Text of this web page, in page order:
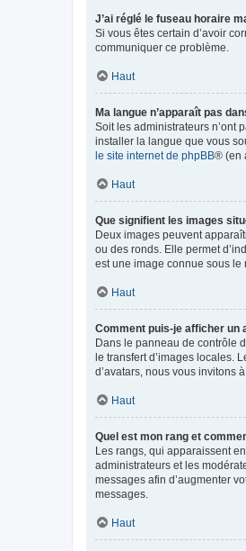
J’ai réglé le fuseau horaire
Si vous êtes certain d’avoir
communiquer ce problème.
Haut
Ma langue n’apparaît pas
Soit les administrateurs n’ont
installer la langue que vous
le site internet de phpBB® (en
Haut
Que signifient les images
Deux images peuvent
ou des ronds. Elle permet
est une image connue sous le
Haut
Comment puis-je afficher un
Dans le panneau de contrôle
le transfert d’images locales.
d’avatars, nous vous invitons
Haut
Quel est mon rang et
Les rangs, qui apparaissent
administrateurs et les
messages afin d’augmenter
messages.
Haut